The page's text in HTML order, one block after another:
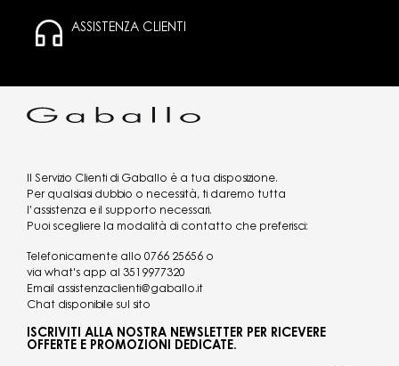
ASSISTENZA CLIENTI
Il Servizio Clienti di Gaballo è a tua disposizione.
Per qualsiasi dubbio o necessità, ti daremo tutta
l’assistenza e il supporto necessari.
Puoi scegliere la modalità di contatto che preferisci:
Telefonicamente allo 0766 25656 o
via what's app al 3519977320
Email assistenzaclienti@gaballo.it
Chat disponibile sul sito
ISCRIVITI ALLA NOSTRA NEWSLETTER PER RICEVERE
OFFERTE E PROMOZIONI DEDICATE.